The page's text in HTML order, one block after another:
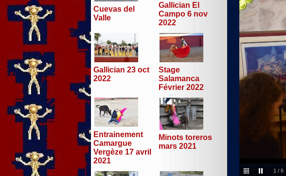
Cuevas del
Valle
Gallician El
Campo 6 nov
2022
Gallician 23 oct
2022
Stage
Salamanca
Février 2022
Entrainement
Camargue
Vergèze 17 avril
2021
Minots toreros
mars 2021
1 / 6